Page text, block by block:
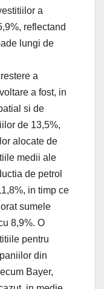
a
reflectand
lungi de
a
a fost, in
si de
de 13,5%,
alocate de
medii ale
de petrol
in timp ce
sumele
8,9%. O
pentru
din
Bayer,